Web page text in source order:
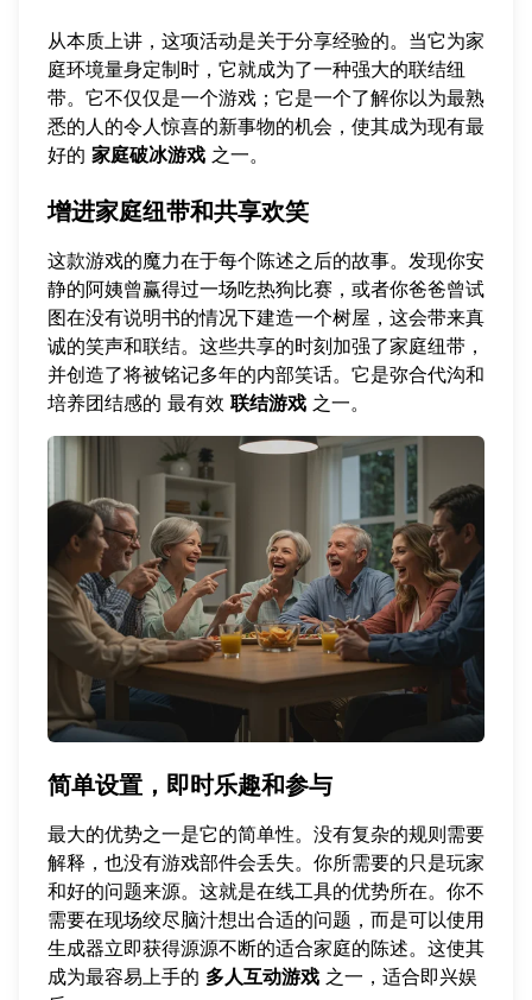
从本质上讲，这项活动是关于分享经验的。当它为家
庭环境量身定制时，它就成为了一种强大的联结纽
带。它不仅仅是一个游戏；它是一个了解你以为最熟
悉的人的令人惊喜的新事物的机会，使其成为现有最
好的 家庭破冰游戏 之一。
增进家庭纽带和共享欢笑
这款游戏的魔力在于每个陈述之后的故事。发现你安
静的阿姨曾赢得过一场吃热狗比赛，或者你爸爸曾试
图在没有说明书的情况下建造一个树屋，这会带来真
诚的笑声和联结。这些共享的时刻加强了家庭纽带，
并创造了将被铭记多年的内部笑话。它是弥合代沟和
培养团结感的 最有效 联结游戏 之一。
简单设置，即时乐趣和参与
最大的优势之一是它的简单性。没有复杂的规则需要
解释，也没有游戏部件会丢失。你所需要的只是玩家
和好的问题来源。这就是在线工具的优势所在。你不
需要在现场绞尽脑汁想出合适的问题，而是可以使用
生成器立即获得源源不断的适合家庭的陈述。这使其
成为最容易上手的 多人互动游戏 之一，适合即兴娱